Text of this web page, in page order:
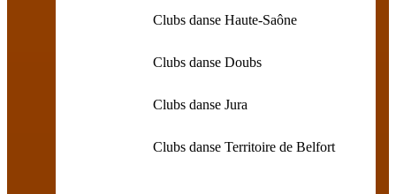
Clubs danse Haute-Saône
Clubs danse Doubs
Clubs danse Jura
Clubs danse Territoire de Belfort